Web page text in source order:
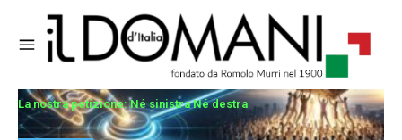
La nostra petizione: Né sinistra Né destra